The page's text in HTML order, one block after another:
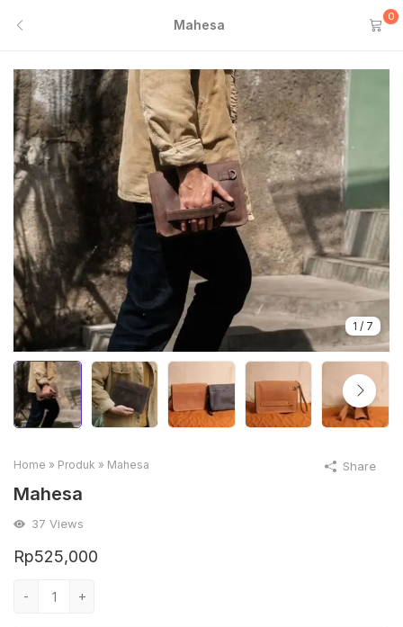
Mahesa
0
1 / 7
Home » Produk » Mahesa
Mahesa
37 Views
Rp525,000
-
Mahesa
+
Share